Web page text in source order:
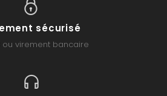
sécurisé
ou virement bancaire